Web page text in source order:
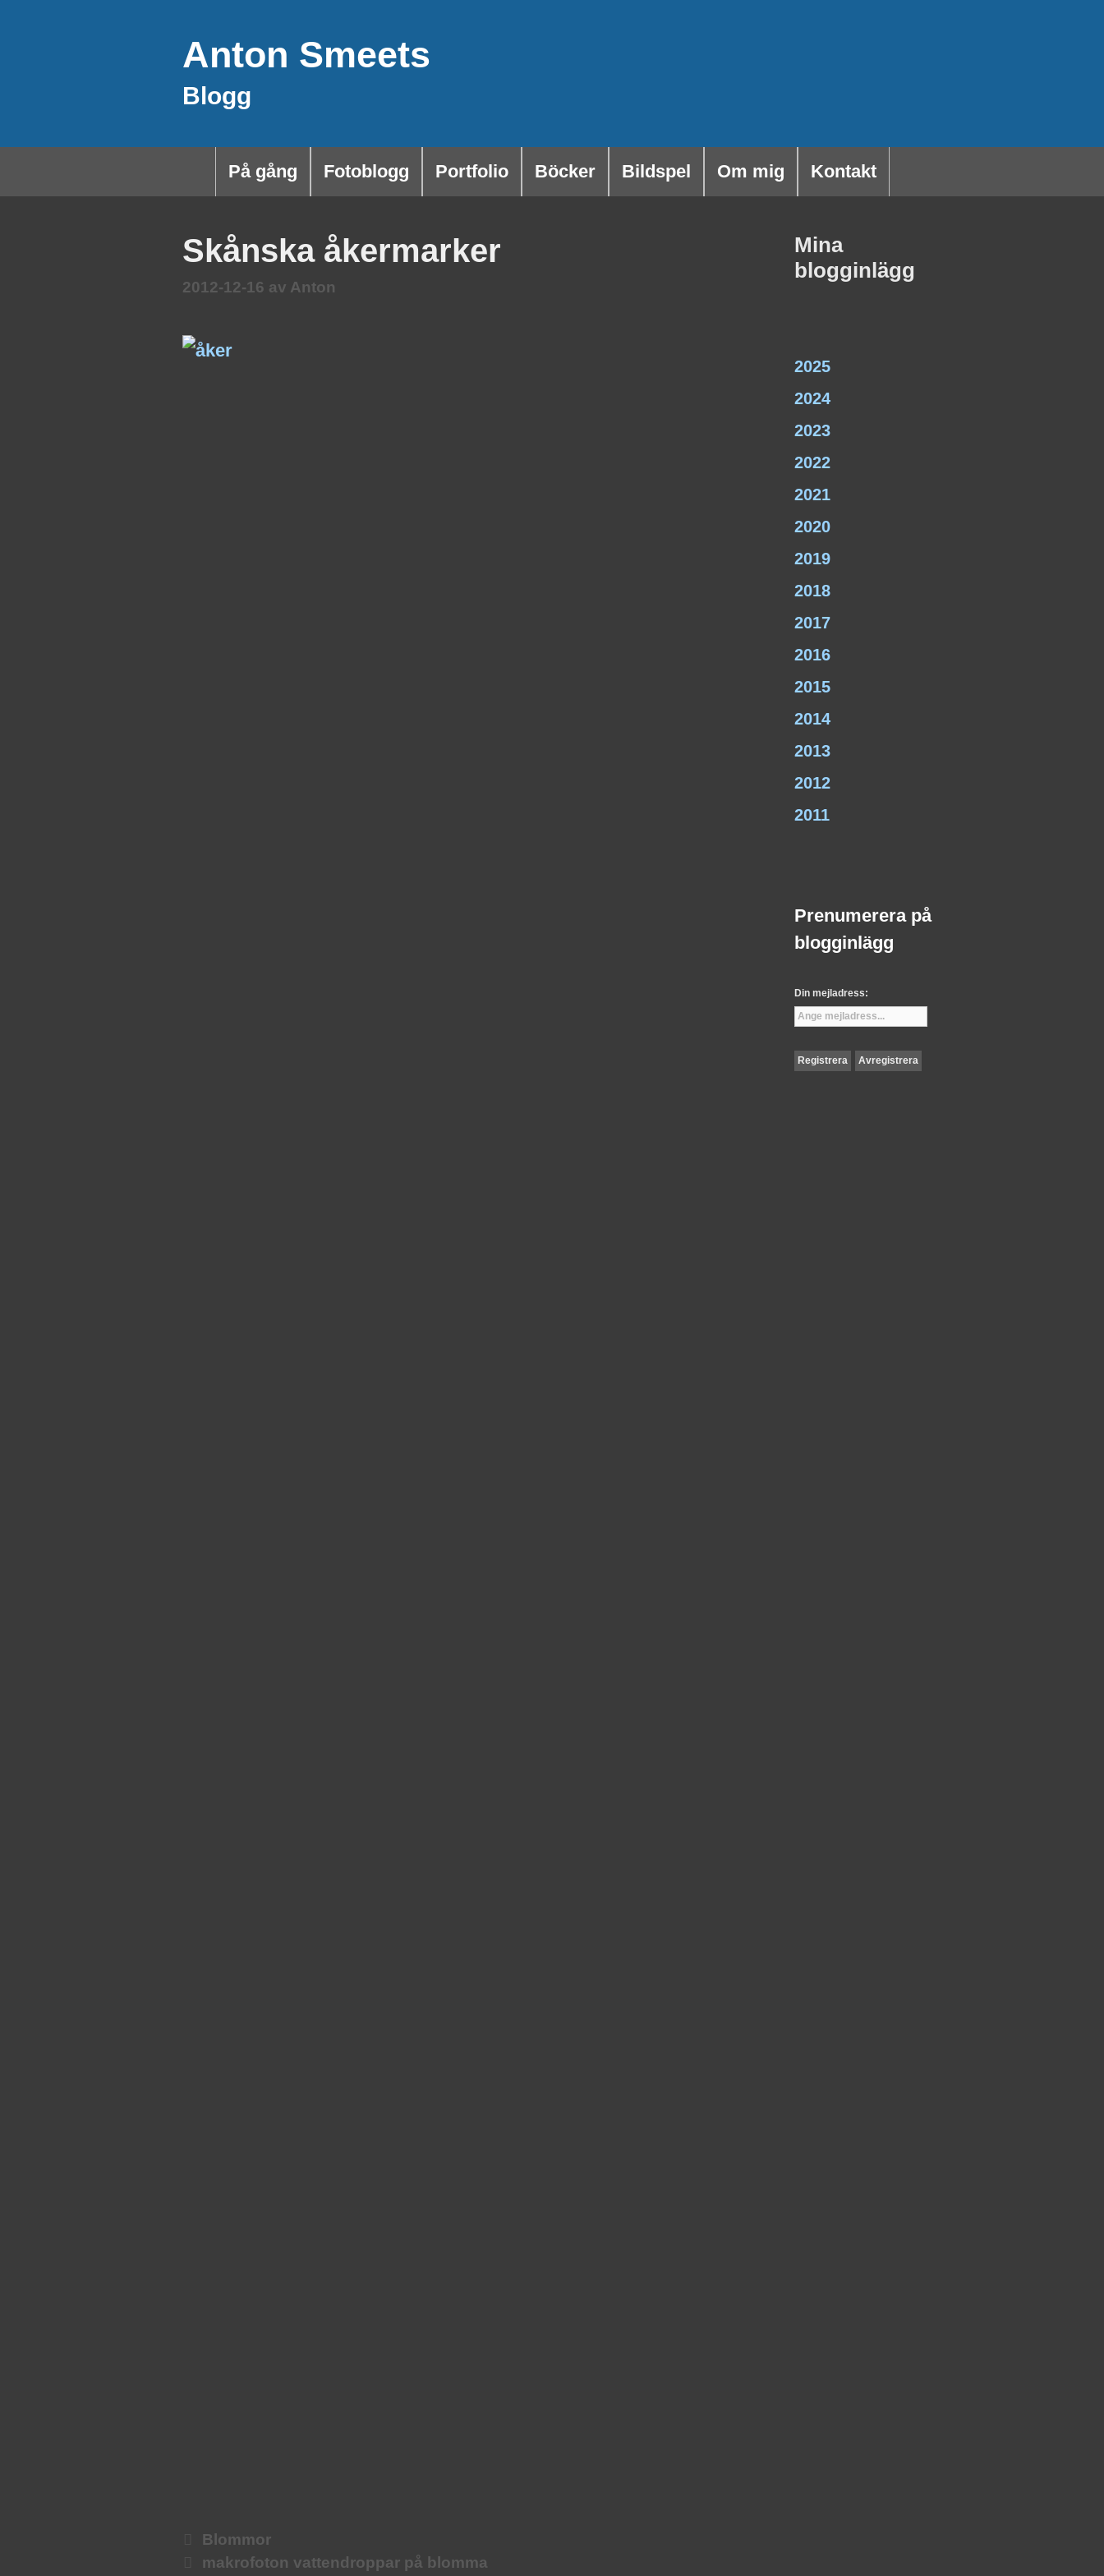
Anton Smeets
Blogg
På gång Fotoblogg Portfolio Böcker Bildspel Om mig Kontakt
Skånska åkermarker
2012-12-16 av Anton
Blommor
makrofoton vattendroppar på blomma
Mina
blogginlägg
2025
2024
2023
2022
2021
2020
2019
2018
2017
2016
2015
2014
2013
2012
2011
Prenumerera på
blogginlägg
Din mejladress: